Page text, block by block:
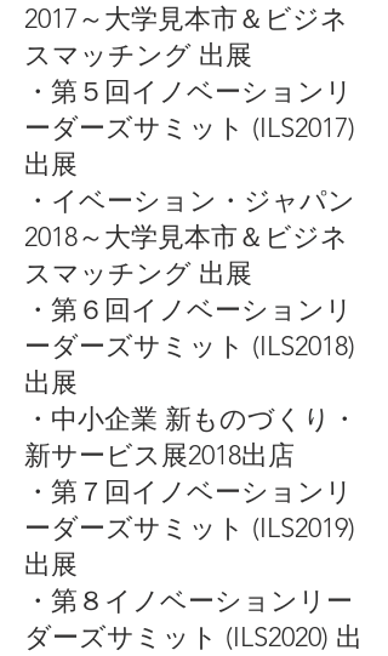
2017～大学見本市＆ビジネ
スマッチング 出展
・第５回イノベーションリ
ーダーズサミット (ILS2017)
出展
・イベーション・ジャパン
2018～大学見本市＆ビジネ
スマッチング 出展
・第６回イノベーションリ
ーダーズサミット (ILS2018)
出展
・中小企業 新ものづくり・
新サービス展2018出店
・第７回イノベーションリ
ーダーズサミット (ILS2019)
出展
・第８イノベーションリー
ダーズサミット (ILS2020) 出